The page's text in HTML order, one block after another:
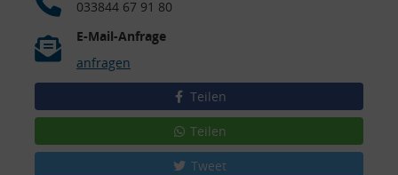
033844 67 91 80
E-Mail-Anfrage
anfragen
Teilen
Teilen
Tweet